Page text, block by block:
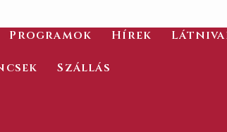
Programok Hírek
Szállás